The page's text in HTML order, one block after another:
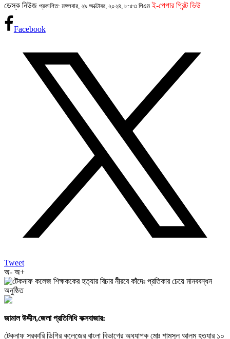
ডেস্ক নিউজ প্রকাশিত: মঙ্গলবার, ২৯ অক্টোবর, ২০২৪, ৮:৫৩ পিএম ই-পেপার প্রিন্ট ভিউ
Facebook
Tweet
অ- অ+
জামাল উদ্দীন,জেলা প্রতিনিধি কক্সবাজার:
টেকনাফ সরকারি ডিগ্রি কলেজের বাংলা বিভাগের অধ্যাপক মোঃ শামসুল আলম হত্যার ১০